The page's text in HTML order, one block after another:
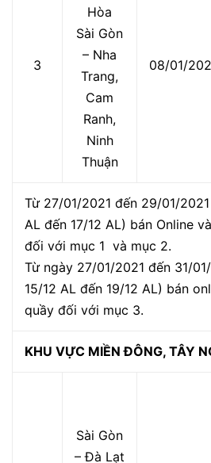
3
Hòa
Sài Gòn
– Nha
Trang,
Cam
Ranh,
Ninh
Thuận
08/01/
Từ 27/01/2021 đến 29/01/
AL đến 17/12 AL) bán Online
đối với mục 1 và mục 2.
Từ ngày 27/01/2021 đến 31/
15/12 AL đến 19/12 AL) bán
quầy đối với mục 3.
KHU VỰC MIỀN ĐÔNG, TÂY
Sài Gòn
– Đà Lạt